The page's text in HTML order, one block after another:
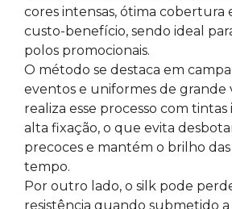
cores intensas, ótima cobertura
custo-benefício, sendo ideal
polos promocionais.
O método se destaca em
eventos e uniformes de grande
realiza esse processo com
alta fixação, o que evita
precoces e mantém o brilho
tempo.
Por outro lado, o silk pode
resistência quando submetido